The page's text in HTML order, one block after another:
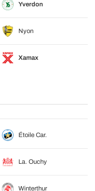
Yverdon
Nyon
Xamax
Étoile Car.
La. Ouchy
Winterthur